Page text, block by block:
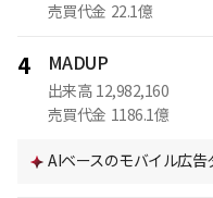
売買代金 22.1億
4 MADUP
出来高 12,982,160
売買代金 1186.1億
AIベースのモバイル広